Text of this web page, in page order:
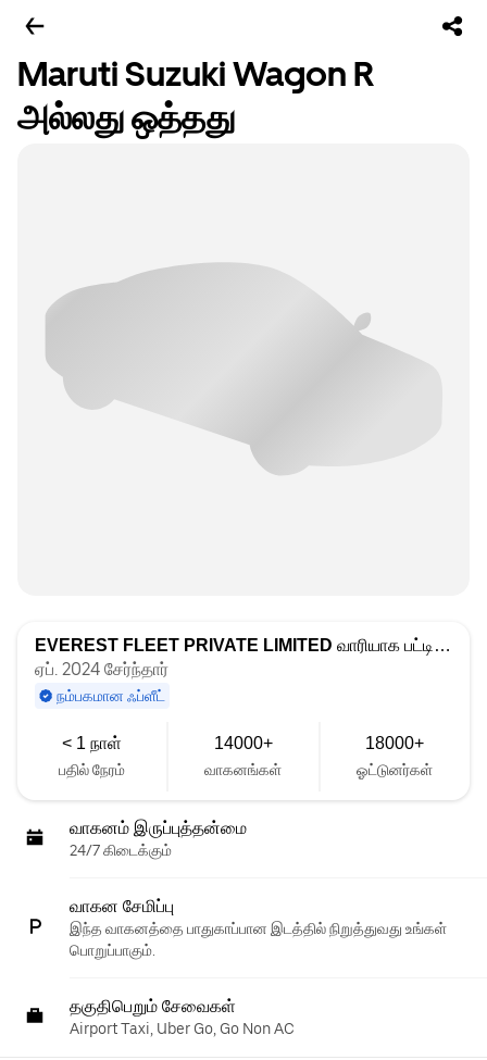
Maruti Suzuki Wagon R
அல்லது ஒத்தது
EVEREST FLEET PRIVATE LIMITED வாரியாக பட்டியலிடப்பட்டது
ஏப். 2024 சேர்ந்தார்
நம்பகமான ஃப்ளீட்
< 1 நாள்
பதில் நேரம்
14000+
வாகனங்கள்
18000+
ஓட்டுனர்கள்
வாகனம் இருப்புத்தன்மை
24/7 கிடைக்கும்
வாகன சேமிப்பு
இந்த வாகனத்தை பாதுகாப்பான இடத்தில் நிறுத்துவது உங்கள்
பொறுப்பாகும்.
தகுதிபெறும் சேவைகள்
Airport Taxi, Uber Go, Go Non AC